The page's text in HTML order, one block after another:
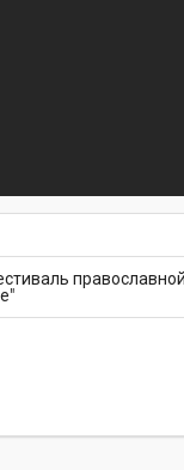
православной